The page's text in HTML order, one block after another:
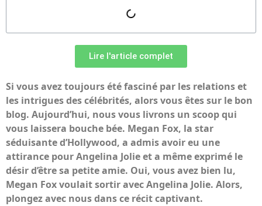
Lire l'article complet
Si vous avez toujours été fasciné par les relations et
les intrigues des célébrités, alors vous êtes sur le bon
blog. Aujourd’hui, nous vous livrons un scoop qui
vous laissera bouche bée. Megan Fox, la star
séduisante d’Hollywood, a admis avoir eu une
attirance pour Angelina Jolie et a même exprimé le
désir d’être sa petite amie. Oui, vous avez bien lu,
Megan Fox voulait sortir avec Angelina Jolie. Alors,
plongez avec nous dans ce récit captivant.